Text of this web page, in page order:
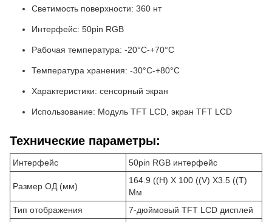
Светимость поверхности: 360 нт
Интерфейс: 50pin RGB
Рабочая температура: -20°C-+70°C
Температура хранения: -30°C-+80°C
Характеристики: сенсорный экран
Использование: Модуль TFT LCD, экран TFT LCD
Технические параметры:
Интерфейс 50pin RGB интерфейс
Размер ОД (мм)
164.9 ((H) X 100 ((V) X3.5 ((T)
Мм
Тип отображения
7-дюймовый TFT LCD дисплей